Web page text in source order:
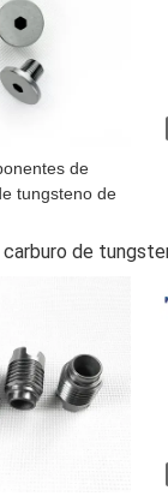
de
tungsteno de
carburo de